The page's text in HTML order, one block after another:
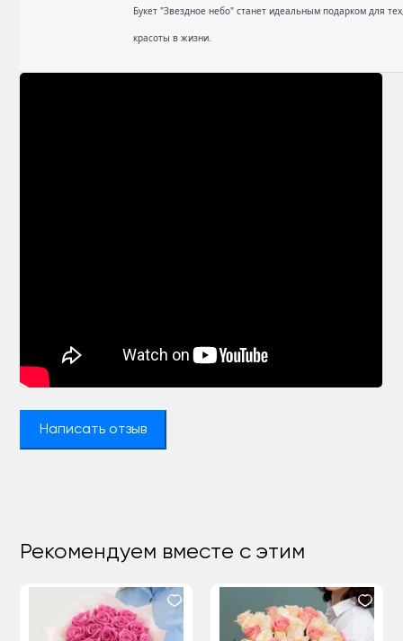
Букет "Звездное небо" станет идеальным подарком для
красоты в жизни.
Написать отзыв
Рекомендуем вместе с этим